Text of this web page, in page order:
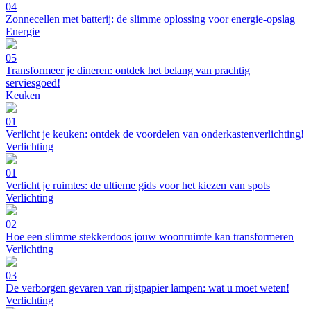
04
Zonnecellen met batterij: de slimme oplossing voor energie-opslag
Energie
05
Transformeer je dineren: ontdek het belang van prachtig
serviesgoed!
Keuken
01
Verlicht je keuken: ontdek de voordelen van onderkastenverlichting!
Verlichting
01
Verlicht je ruimtes: de ultieme gids voor het kiezen van spots
Verlichting
02
Hoe een slimme stekkerdoos jouw woonruimte kan transformeren
Verlichting
03
De verborgen gevaren van rijstpapier lampen: wat u moet weten!
Verlichting